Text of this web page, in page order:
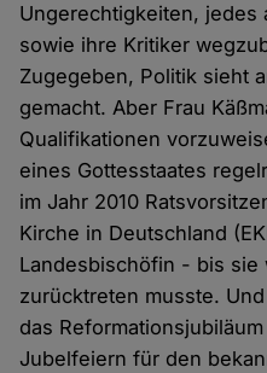
Ungerechtigkeiten, jedes
sowie ihre Kritiker
Zugegeben, Politik sieht
gemacht. Aber Frau
Qualifikationen
eines Gottesstaates
im Jahr 2010
Kirche in Deutschland
Landesbischöfin - bis
zurücktreten musste.
das
Jubelfeiern für den